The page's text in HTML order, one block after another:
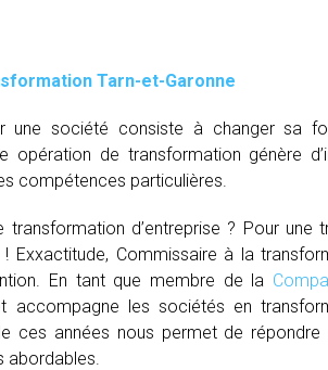
Tarn-et-Garonne
une société consiste à changer sa
opération de transformation génère
compétences particulières.
d’entreprise ? Pour une
Exxactitude, Commissaire à la
En tant que membre de la
accompagne les sociétés en
ces années nous permet de
abordables.